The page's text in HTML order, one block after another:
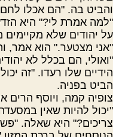
והביט בה. "הם אכלו לחם
"למה אמרת לי?" היא
על יהודים שלא מקיימים
"אני מצטער." הוא אמר,
"ואולי, הם בכלל לא
הידיים שלו רעדו. "זה
הביט בפניה.
צופיה קמה, ויוסף
"יכול להיות שאין
צריכים?" היא שאלה.